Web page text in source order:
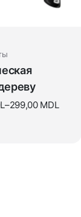
–299,00 MDL